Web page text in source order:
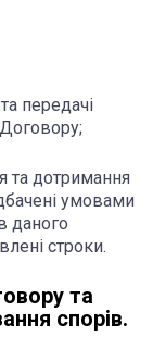
передачі
та дотримання
умовами
даного
строки.
та
спорів.